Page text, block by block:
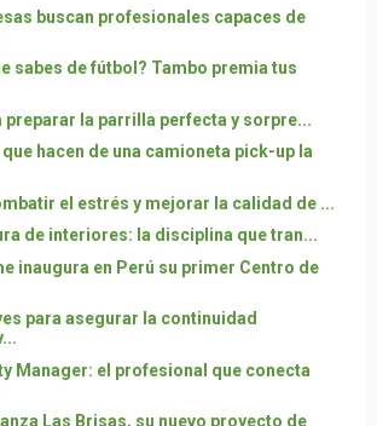
buscan profesionales capaces de
sabes de fútbol? Tambo premia tus
preparar la parrilla perfecta y sorpre...
hacen de una camioneta pick-up la
el estrés y mejorar la calidad de ...
de interiores: la disciplina que tran...
inaugura en Perú su primer Centro de
para asegurar la continuidad
Manager: el profesional que conecta
Las Brisas, su nuevo proyecto de